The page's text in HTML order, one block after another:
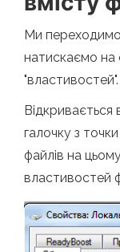
Ми
натискаємо на
"властивостей".
Відкривається
галочку з
файлів на
властивостей